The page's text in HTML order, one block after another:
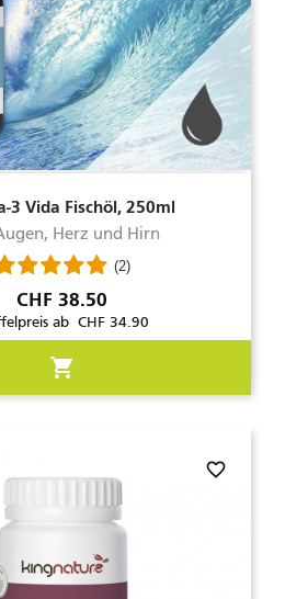
3 Vida Fischöl, 250ml
Herz und Hirn
(2)
Preis
CHF 38.50
ab CHF 34.90
shopping_cart
favorite_border